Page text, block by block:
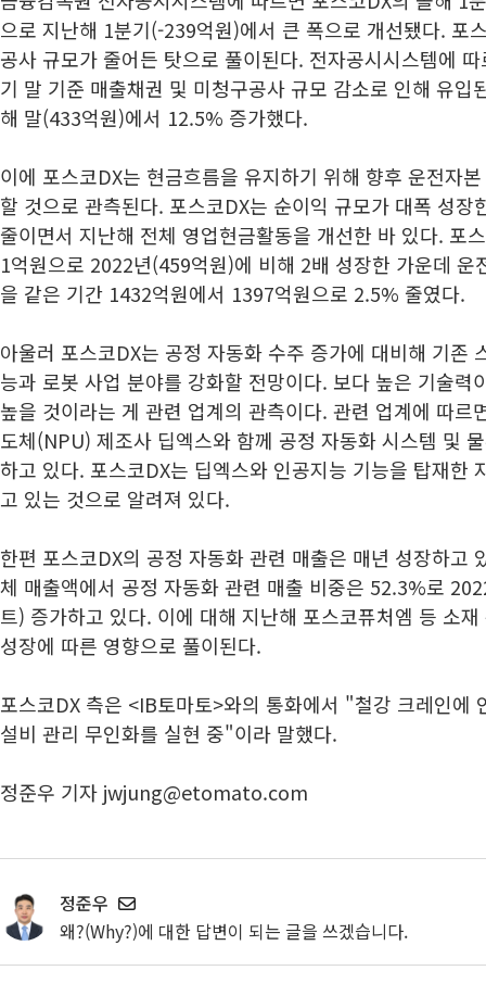
으로 지난해 1분기(-239억원)에서 큰 폭으로 개선됐다. 포
공사 규모가 줄어든 탓으로 풀이된다. 전자공시시스템에
기 말 기준 매출채권 및 미청구공사 규모 감소로 인해 유입
해 말(433억원)에서 12.5% 증가했다.
이에 포스코DX는 현금흐름을 유지하기 위해 향후 운전자
할 것으로 관측된다. 포스코DX는 순이익 규모가 대폭 성장
줄이면서 지난해 전체 영업현금활동을 개선한 바 있다. 포
1억원으로 2022년(459억원)에 비해 2배 성장한 가운데 운
을 같은 기간 1432억원에서 1397억원으로 2.5% 줄였다.
아울러 포스코DX는 공정 자동화 수주 증가에 대비해 기존
능과 로봇 사업 분야를 강화할 전망이다. 보다 높은 기술력
높을 것이라는 게 관련 업계의 관측이다. 관련 업계에 따르
도체(NPU) 제조사 딥엑스와 함께 공정 자동화 시스템 및
하고 있다. 포스코DX는 딥엑스와 인공지능 기능을 탑재한
고 있는 것으로 알려져 있다.
한편 포스코DX의 공정 자동화 관련 매출은 매년 성장하고
체 매출액에서 공정 자동화 관련 매출 비중은 52.3%로
트) 증가하고 있다. 이에 대해 지난해 포스코퓨처엠 등 소
성장에 따른 영향으로 풀이된다.
포스코DX 측은 <IB토마토>와의 통화에서 "철강 크레인에
설비 관리 무인화를 실현 중"이라 말했다.
정준우 기자 jwjung@etomato.com
정준우
왜?(Why?)에 대한 답변이 되는 글을 쓰겠습니다.